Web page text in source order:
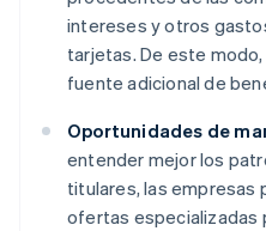
intereses y otros
tarjetas. De este
fuente adicional de
Oportunidades de
entender mejor los
titulares, las empresas
ofertas especializadas